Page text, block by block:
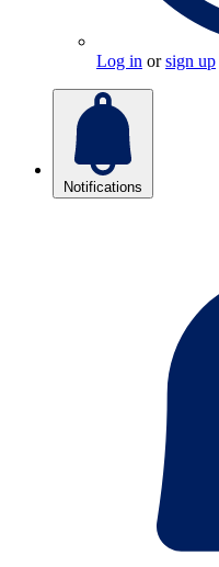
Log in orsign up
Notifications